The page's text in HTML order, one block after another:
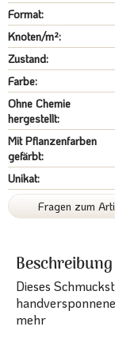
Format:
Knoten/m²:
Zustand:
Farbe:
Ohne Chemie
hergestellt:
Mit Pflanzenfarben
gefärbt:
Unikat:
Fragen zum
Beschreibung
Dieses
mehr